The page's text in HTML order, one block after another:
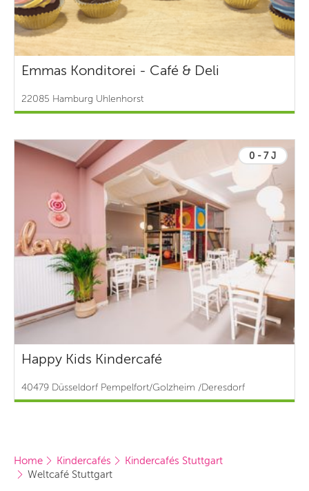
Emmas Konditorei - Café & Deli
22085 Hamburg Uhlenhorst
0 - 7 J
Happy Kids Kindercafé
40479 Düsseldorf Pempelfort/Golzheim /Deresdorf
Home Kindercafés
Kindercafés Stuttgart
Weltcafé Stuttgart